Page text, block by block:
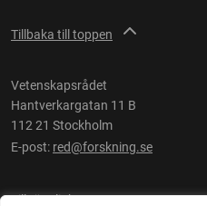
Tillbaka till toppen
Vetenskapsrådet
Hantverkargatan 11 B
112 21 Stockholm
E-post: red@forskning.se
Tillgänglighet